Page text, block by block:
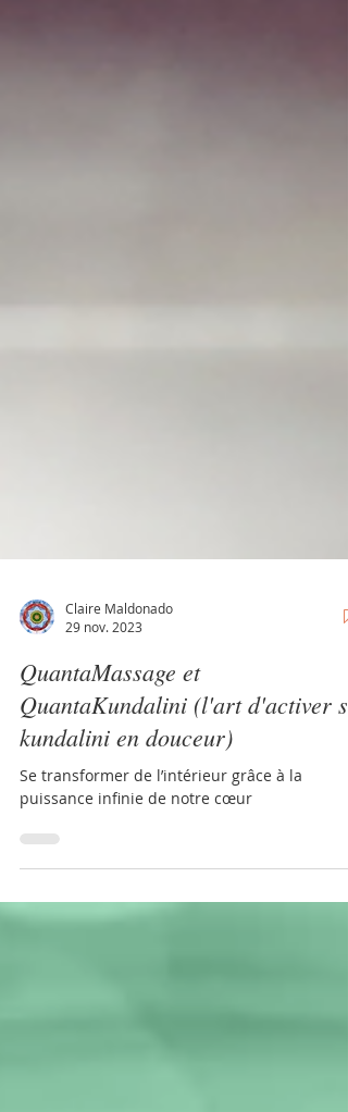
29 nov. 2023
QuantaMassage et
QuantaKundalini (l'art d'activer sa
kundalini en douceur)
puissance infinie de notre cœur